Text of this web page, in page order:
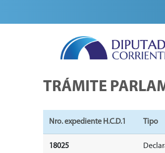
TRÁMITE
Nro. expediente H.C.D.1 Tipo
18025